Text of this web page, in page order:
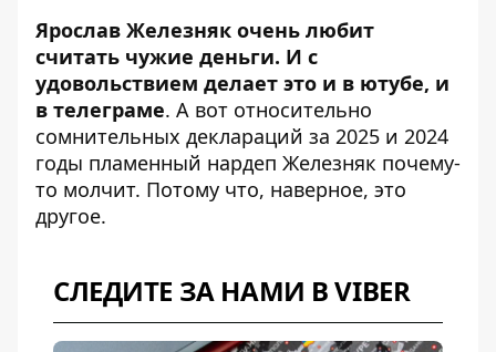
Ярослав Железняк очень любит
считать чужие деньги. И с
удовольствием делает это и в ютубе, и
в телеграме. А вот относительно
сомнительных деклараций за 2025 и 2024
годы пламенный нардеп Железняк почему-
то молчит. Потому что, наверное, это
другое.
СЛЕДИТЕ ЗА НАМИ В VIBER